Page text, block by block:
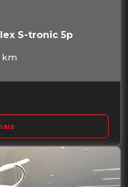
S-tronic 5p
km